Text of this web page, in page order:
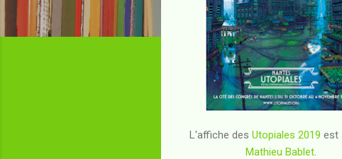
L'affiche des Utopiales 2019 est
Mathieu Bablet.